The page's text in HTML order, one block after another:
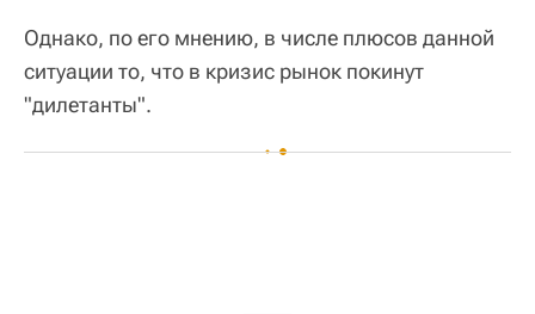
Однако, по его мнению, в числе плюсов данной
ситуации то, что в кризис рынок покинут
"дилетанты".